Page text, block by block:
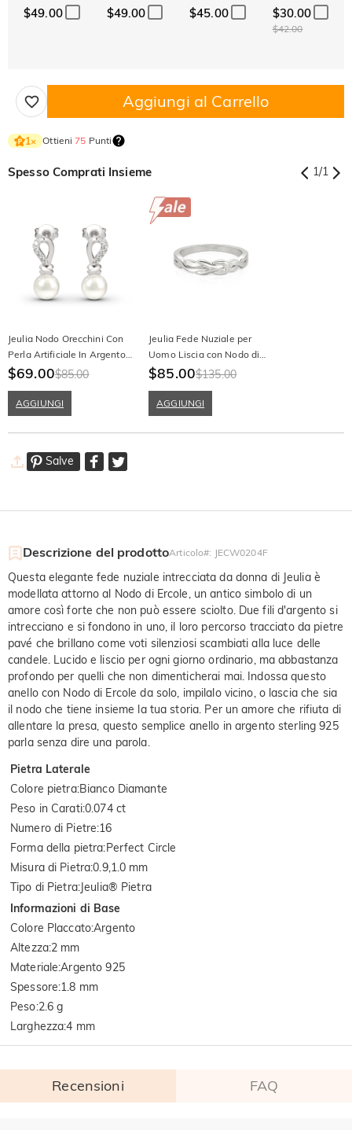
$49.00 $49.00 $45.00 $30.00
$42.00
Aggiungi al Carrello
1× Ottieni75 Punti
Spesso Comprati Insieme 1/1
Jeulia Nodo Orecchini Con
Perla Artificiale In Argento
Sterling
$69.00$85.00
AGGIUNGI
Jeulia Fede Nuziale per
Uomo Liscia con Nodo di
Ercole Intrecciato
$85.00$135.00
AGGIUNGI
Salve
Descrizione del prodottoArticolo#: JECW0204F
Questa elegante fede nuziale intrecciata da donna di Jeulia è
modellata attorno al Nodo di Ercole, un antico simbolo di un
amore così forte che non può essere sciolto. Due fili d'argento si
intrecciano e si fondono in uno, il loro percorso tracciato da pietre
pavé che brillano come voti silenziosi scambiati alla luce delle
candele. Lucido e liscio per ogni giorno ordinario, ma abbastanza
profondo per quelli che non dimenticherai mai. Indossa questo
anello con Nodo di Ercole da solo, impilalo vicino, o lascia che sia
il nodo che tiene insieme la tua storia. Per un amore che rifiuta di
allentare la presa, questo semplice anello in argento sterling 925
parla senza dire una parola.
Pietra Laterale
Colore pietra:Bianco Diamante
Peso in Carati:0.074 ct
Numero di Pietre:16
Forma della pietra:Perfect Circle
Misura di Pietra:0.9,1.0 mm
Tipo di Pietra:Jeulia® Pietra
Informazioni di Base
Colore Placcato:Argento
Altezza:2 mm
Materiale:Argento 925
Spessore:1.8 mm
Peso:2.6 g
Larghezza:4 mm
Recensioni FAQ